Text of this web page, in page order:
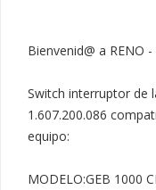
Bienvenid@ a RENO -
Switch interruptor de
1.607.200.086
equipo:
MODELO:GEB 1000